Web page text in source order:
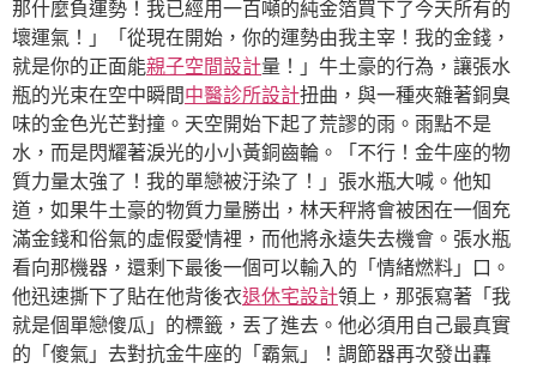
那什麼負運勢！我已經用一百噸的純金箔買下了今天所有的
壞運氣！」「從現在開始，你的運勢由我主宰！我的金錢，
就是你的正面能親子空間設計量！」牛土豪的行為，讓張水
瓶的光束在空中瞬間中醫診所設計扭曲，與一種夾雜著銅臭
味的金色光芒對撞。天空開始下起了荒謬的雨。雨點不是
水，而是閃耀著淚光的小小黃銅齒輪。「不行！金牛座的物
質力量太強了！我的單戀被汙染了！」張水瓶大喊。他知
道，如果牛土豪的物質力量勝出，林天秤將會被困在一個充
滿金錢和俗氣的虛假愛情裡，而他將永遠失去機會。張水瓶
看向那機器，還剩下最後一個可以輸入的「情緒燃料」口。
他迅速撕下了貼在他背後衣退休宅設計領上，那張寫著「我
就是個單戀傻瓜」的標籤，丟了進去。他必須用自己最真實
的「傻氣」去對抗金牛座的「霸氣」！調節器再次發出轟